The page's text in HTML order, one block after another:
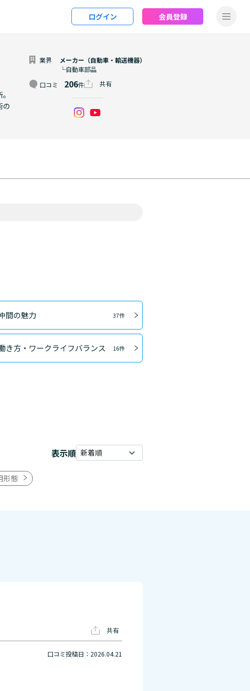
ログイン 会員登録
の
業界
メーカー（自動車・輸送機器）
└自動車部品
口コミ 206件 共有
間の魅力 37件
き方・ワークライフバランス 16件
表示順
形態
共有
口コミ投稿日：2026.04.21